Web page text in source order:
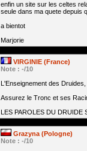
enfin un site sur les celtes
seule dans ma quete depuis
a bientot
Marjorie
VIRGINIE (France)
Note : -/10
L'Enseignement des
Assurez le Tronc et ses
LES PAROLES DU DRUIDE
Grazyna (Pologne)
Note : -/10